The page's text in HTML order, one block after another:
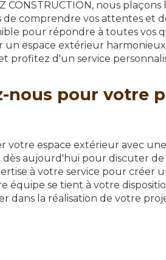
CONSTRUCTION, nous
comprendre vos attentes et
pour répondre à toutes vos
espace extérieur
profitez d'un service
nous pour votre
votre espace extérieur avec
dès aujourd'hui pour discuter
à votre service pour créer
équipe se tient à votre
dans la réalisation de votre